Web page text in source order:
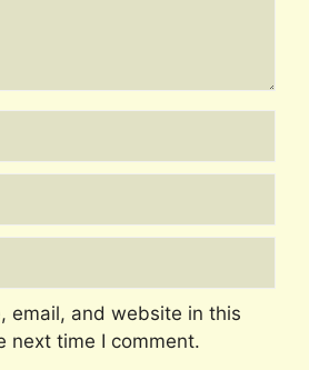
email, and website in this
next time I comment.